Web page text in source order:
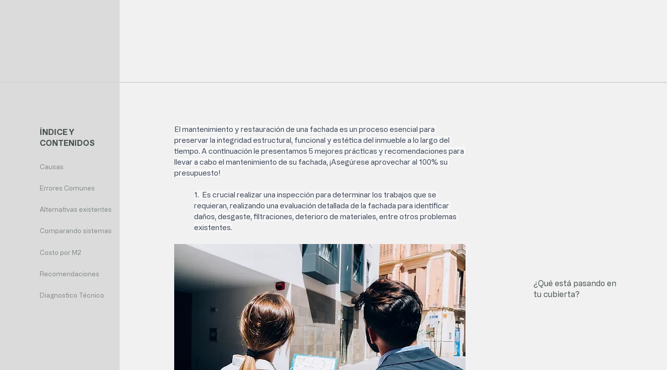
ÍNDICE Y
CONTENIDOS
Causas
Errores Comunes
Alternativas existentes
Comparando sistemas
Costo por M2
Recomendaciones
Diagnostico Técnico
El mantenimiento y restauración de una fachada es un proceso esencial para
preservar la integridad estructural, funcional y estética del inmueble a lo largo del
tiempo. A continuación le presentamos 5 mejores prácticas y recomendaciones para
llevar a cabo el mantenimiento de su fachada, ¡Asegúrese aprovechar al 100% su
presupuesto!
1.  Es crucial realizar una inspección para determinar los trabajos que se
requieran, realizando una evaluación detallada de la fachada para identificar
daños, desgaste, filtraciones, deterioro de materiales, entre otros problemas
existentes.
¿Qué está pasando en
tu cubierta?